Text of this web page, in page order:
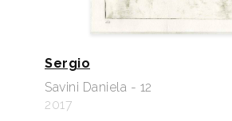
Sergio
Savini Daniela - 12
2017